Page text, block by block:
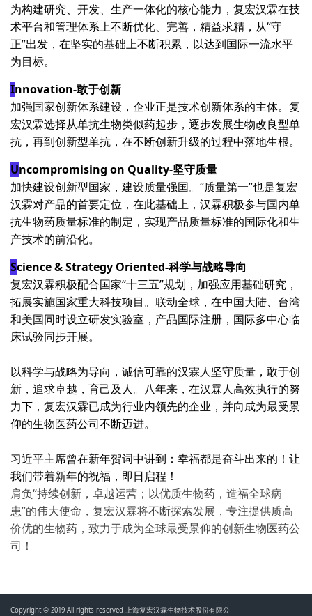
为构建研究、开发、生产一体化的核心能力，复宏汉霖在技
术平台和管理体系上不断优化、完善，精益求精，从“守
正”出发，在坚实的基础上不断积累，以达到国际一流水平
为目标。
Innovation-敢于创新
加强国家创新体系建设，企业正是技术创新体系的主体。复
宏汉霖选择从单抗生物类似药起步，逐步发展生物改良型单
抗，再到创新型单抗，在不断创新升级的过程中落地生根。
Uncompromising on Quality-坚守质量
加快建设创新型国家，建设质量强国。“质量第一”也是复宏
汉霖对产品的首要定位，在此基础上，汉霖积极参与国内单
抗生物药质量标准的制定，实现产品质量标准的国际化和生
产技术的前沿化。
Science & Strategy Oriented-科学与战略导向
复宏汉霖积极配合国家“十三五”规划，加强应用基础研究，
拓展实施国家重大科技项目。联动全球，在中国大陆、台湾
和美国同时设立研发实验室，产品国际注册，国际多中心临
床试验同步开展。
以科学与战略为导向，诚信可靠的汉霖人坚守质量，敢于创
新，追求卓越，育己及人。八年来，在汉霖人高效执行的努
力下，复宏汉霖已成为行业内领先的企业，并向成为最受景
仰的生物医药公司不断迈进。
习近平主席曾在新年贺词中讲到：幸福都是奋斗出来的！让
我们带着新年的祝福，即日启程！
肩负“持续创新，卓越运营；以优质生物药，造福全球病
患”的伟大使命，复宏汉霖将不断探索发展，专注提供质高
价优的生物药，致力于成为全球最受景仰的创新生物医药公
司！
Copyright © 2019 All rights reserved 上海复宏汉霖生物技术股份有限公